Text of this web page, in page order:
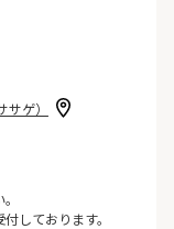
ゲ）
しております。